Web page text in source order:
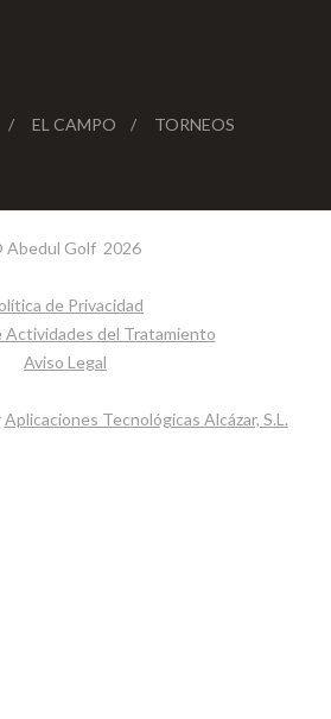
EL CAMPO TORNEOS
Abedul Golf 2026
de Privacidad
Actividades del Tratamiento
Aviso Legal
Aplicaciones Tecnológicas Alcázar, S.L.